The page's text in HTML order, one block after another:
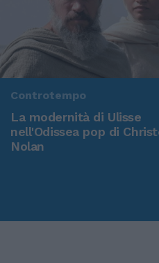
Controtempo
La modernità di Ulisse
nell'Odissea pop di
Nolan